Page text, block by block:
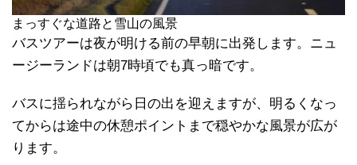
まっすぐな道路と雪山の風景
バスツアーは夜が明ける前の早朝に出発します。ニュ
ージーランドは朝7時頃でも真っ暗です。
バスに揺られながら日の出を迎えますが、明るくなっ
てからは途中の休憩ポイントまで穏やかな風景が広が
ります。